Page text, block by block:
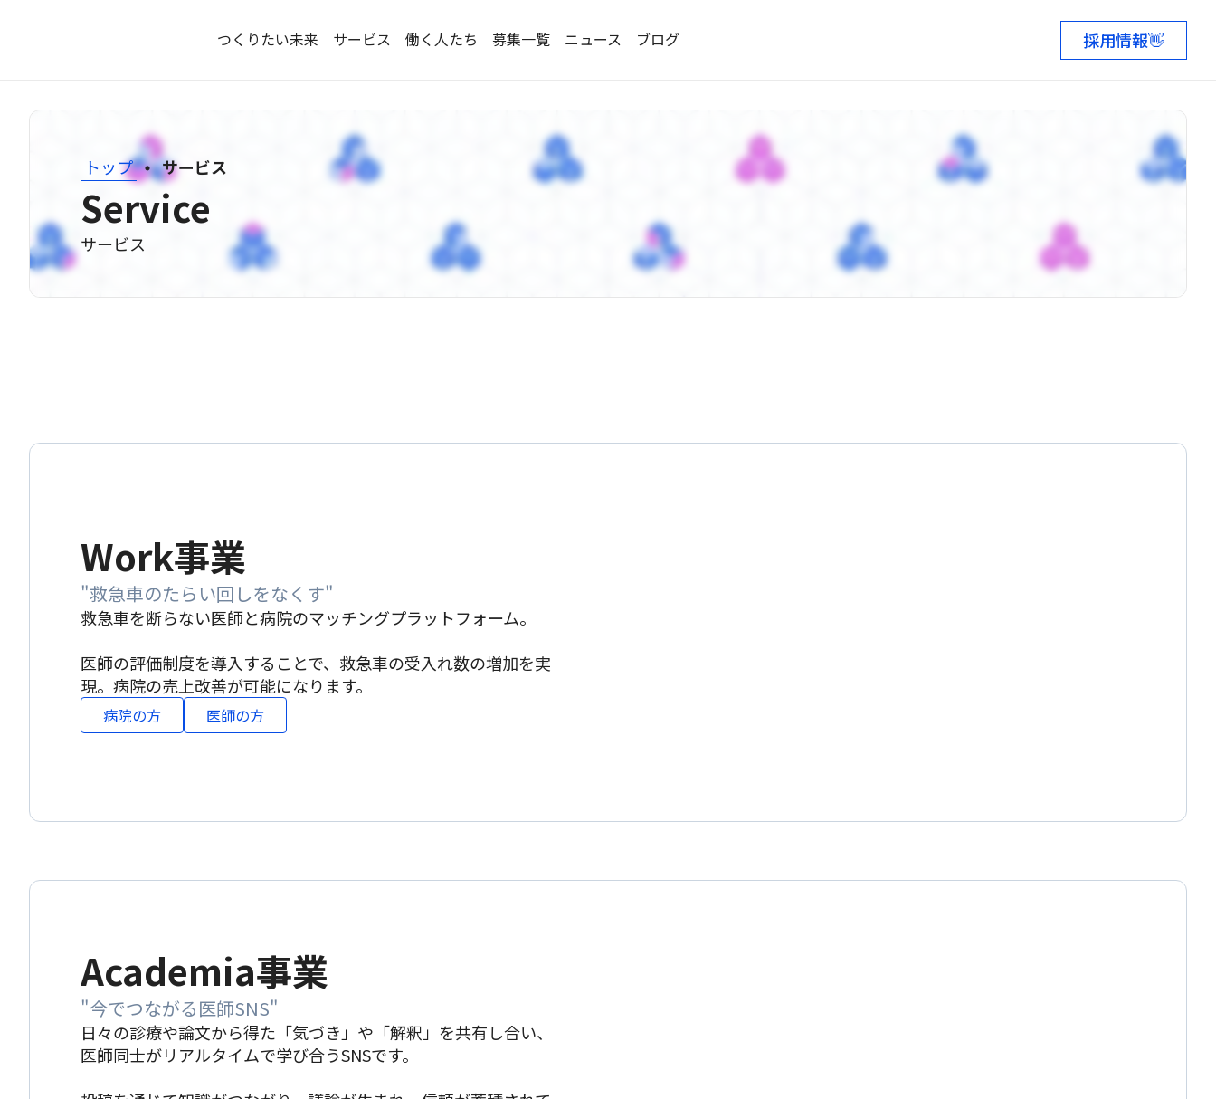
つくりたい未来 サービス 働く人たち 募集一覧 ニュース ブログ 採用情報👋
トップ・サービス
Service
サービス
Work事業
"救急車のたらい回しをなくす"
救急車を断らない医師と病院のマッチングプラットフォーム。
医師の評価制度を導入することで、救急車の受入れ数の増加を実
現。病院の売上改善が可能になります。
病院の方 医師の方
Academia事業
"今でつながる医師SNS"
日々の診療や論文から得た「気づき」や「解釈」を共有し合い、
医師同士がリアルタイムで学び合うSNSです。